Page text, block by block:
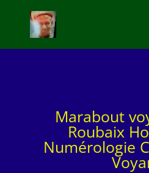
Marabout
Roubaix
Numérologie